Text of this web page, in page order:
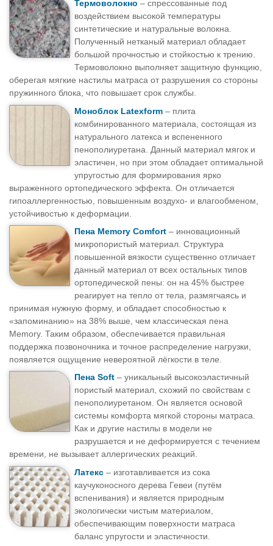
Термоволокно – спрессованные под
воздействием высокой температуры
синтетические и натуральные волокна.
Полученный нетканый материал обладает
большой прочностью и стойкостью к трению.
Термоволокно выполняет защитную функцию,
оберегая мягкие настилы матраса от разрушения со стороны
пружинного блока, что повышает срок службы.
Моноблок Latexform – плита
комбинированного материала, состоящая из
натурального латекса и вспененного
пенополиуретана. Данный материал мягок и
эластичен, но при этом обладает оптимальной
упругостью для формирования ярко
выраженного ортопедического эффекта. Он отличается
гипоаллергенностью, повышенным воздухо- и влагообменом,
устойчивостью к деформации.
Пена Memory Comfort – инновационный
микропористый материал. Структура
повышенной вязкости существенно отличает
данный материал от всех остальных типов
ортопедической пены: он на 45% быстрее
реагирует на тепло от тела, размягчаясь и
принимая нужную форму, и обладает способностью к
«запоминанию» на 38% выше, чем классическая пена
Memory. Таким образом, обеспечивается правильная
поддержка позвоночника и точное распределение нагрузки,
появляется ощущение невероятной лёгкости в теле.
Пена Soft – уникальный высокоэластичный
пористый материал, схожий по свойствам с
пенополиуретаном. Он является основой
системы комфорта мягкой стороны матраса.
Как и другие настилы в модели не
разрушается и не деформируется с течением
времени, не вызывает аллергических реакций.
Латекс – изготавливается из сока
каучуконосного дерева Гевеи (путём
вспенивания) и является природным
экологически чистым материалом,
обеспечивающим поверхности матраса
баланс упругости и эластичности.